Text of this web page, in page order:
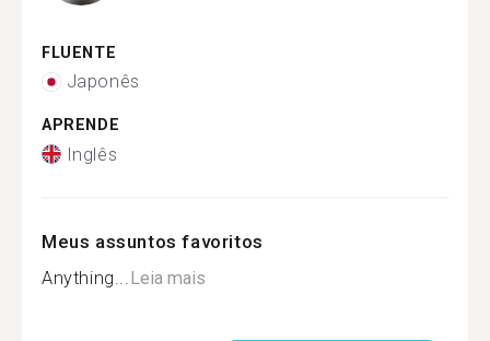
FLUENTE
Japonês
APRENDE
Inglês
Meus assuntos favoritos
Anything... Leia mais